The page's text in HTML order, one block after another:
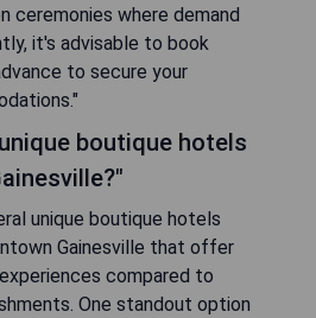
ceremonies where demand
it's advisable to book
to secure your
boutique hotels
unique boutique hotels
Gainesville that offer
compared to
One standout option